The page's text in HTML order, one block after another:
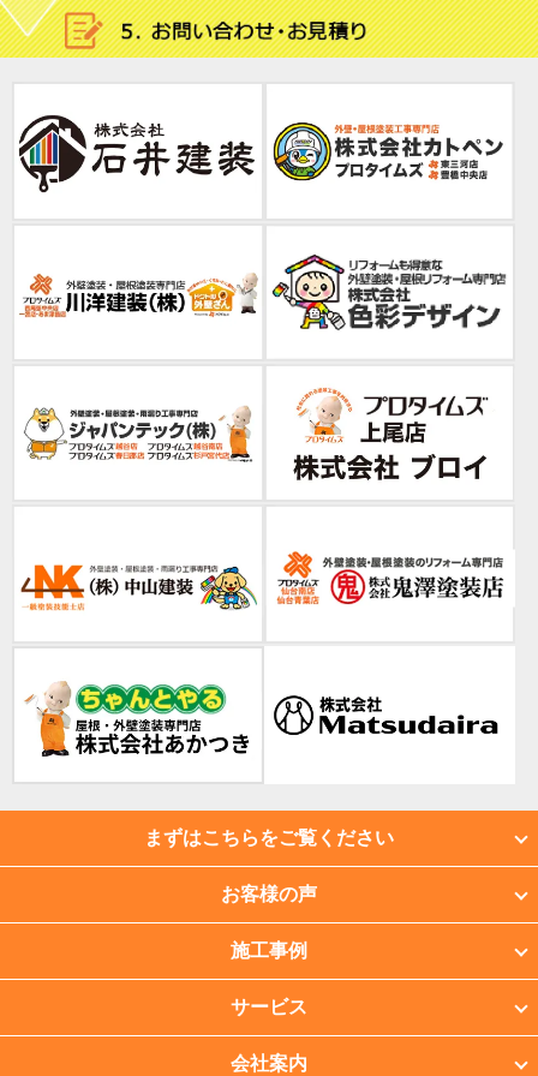
まずはこちらをご覧ください
お客様の声
施工事例
サービス
会社案内